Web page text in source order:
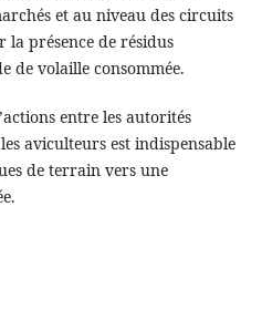
et au niveau des circuits
présence de résidus
de volaille consommée.
entre les autorités
aviculteurs est indispensable
de terrain vers une